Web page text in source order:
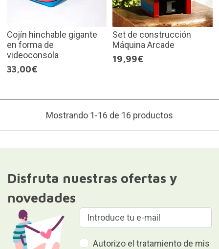
Cojín hinchable gigante
en forma de
videoconsola
33,00€
Set de construcción
Máquina Arcade
19,99€
Mostrando 1-16 de 16 productos
Disfruta nuestras ofertas y
novedades
Autorizo el tratamiento de mis